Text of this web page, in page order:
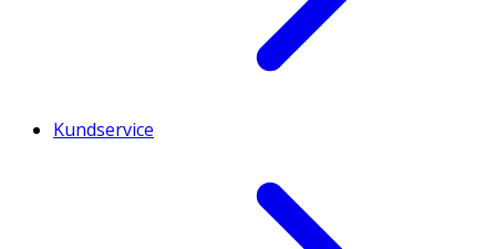
Kundservice